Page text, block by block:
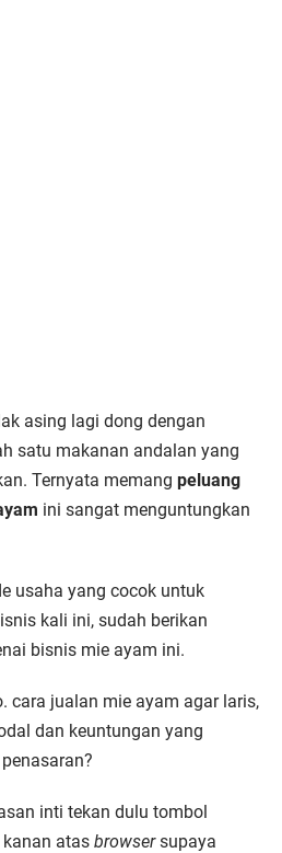
asing lagi dong dengan
satu makanan andalan yang
Ternyata memang peluang
ini sangat menguntungkan
usaha yang cocok untuk
kali ini, sudah berikan
bisnis mie ayam ini.
cara jualan mie ayam agar laris,
dan keuntungan yang
inti tekan dulu tombol
kanan atas browsersupaya